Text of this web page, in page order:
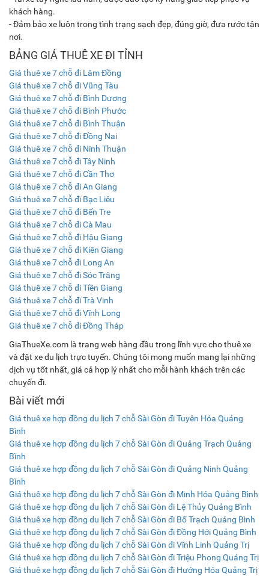
khách hàng.
- Đảm bảo xe luôn trong tình trạng sạch đẹp, đúng giờ, đưa rước tận
nơi.
BẢNG GIÁ THUÊ XE ĐI TỈNH
Giá thuê xe 7 chỗ đi Lâm Đồng
Giá thuê xe 7 chỗ đi Vũng Tàu
Giá thuê xe 7 chỗ đi Bình Dương
Giá thuê xe 7 chỗ đi Bình Phước
Giá thuê xe 7 chỗ đi Bình Thuận
Giá thuê xe 7 chỗ đi Đồng Nai
Giá thuê xe 7 chỗ đi Ninh Thuận
Giá thuê xe 7 chỗ đi Tây Ninh
Giá thuê xe 7 chỗ đi Cần Thơ
Giá thuê xe 7 chỗ đi An Giang
Giá thuê xe 7 chỗ đi Bạc Liêu
Giá thuê xe 7 chỗ đi Bến Tre
Giá thuê xe 7 chỗ đi Cà Mau
Giá thuê xe 7 chỗ đi Hậu Giang
Giá thuê xe 7 chỗ đi Kiên Giang
Giá thuê xe 7 chỗ đi Long An
Giá thuê xe 7 chỗ đi Sóc Trăng
Giá thuê xe 7 chỗ đi Tiền Giang
Giá thuê xe 7 chỗ đi Trà Vinh
Giá thuê xe 7 chỗ đi Vĩnh Long
Giá thuê xe 7 chỗ đi Đồng Tháp
GiaThueXe.com là trang web hàng đầu trong lĩnh vực cho thuê xe
và đặt xe du lịch trực tuyến. Chúng tôi mong muốn mang lại những
dịch vụ tốt nhất, giá cả hợp lý nhất cho mỗi hành khách trên các
chuyến đi.
Bài viết mới
Giá thuê xe hợp đồng du lịch 7 chỗ Sài Gòn đi Tuyên Hóa Quảng
Bình
Giá thuê xe hợp đồng du lịch 7 chỗ Sài Gòn đi Quảng Trạch Quảng
Bình
Giá thuê xe hợp đồng du lịch 7 chỗ Sài Gòn đi Quảng Ninh Quảng
Bình
Giá thuê xe hợp đồng du lịch 7 chỗ Sài Gòn đi Minh Hóa Quảng Bình
Giá thuê xe hợp đồng du lịch 7 chỗ Sài Gòn đi Lệ Thủy Quảng Bình
Giá thuê xe hợp đồng du lịch 7 chỗ Sài Gòn đi Bố Trạch Quảng Bình
Giá thuê xe hợp đồng du lịch 7 chỗ Sài Gòn đi Đồng Hới Quảng Bình
Giá thuê xe hợp đồng du lịch 7 chỗ Sài Gòn đi Vĩnh Linh Quảng Trị
Giá thuê xe hợp đồng du lịch 7 chỗ Sài Gòn đi Triệu Phong Quảng Trị
Giá thuê xe hợp đồng du lịch 7 chỗ Sài Gòn đi Hướng Hóa Quảng Trị